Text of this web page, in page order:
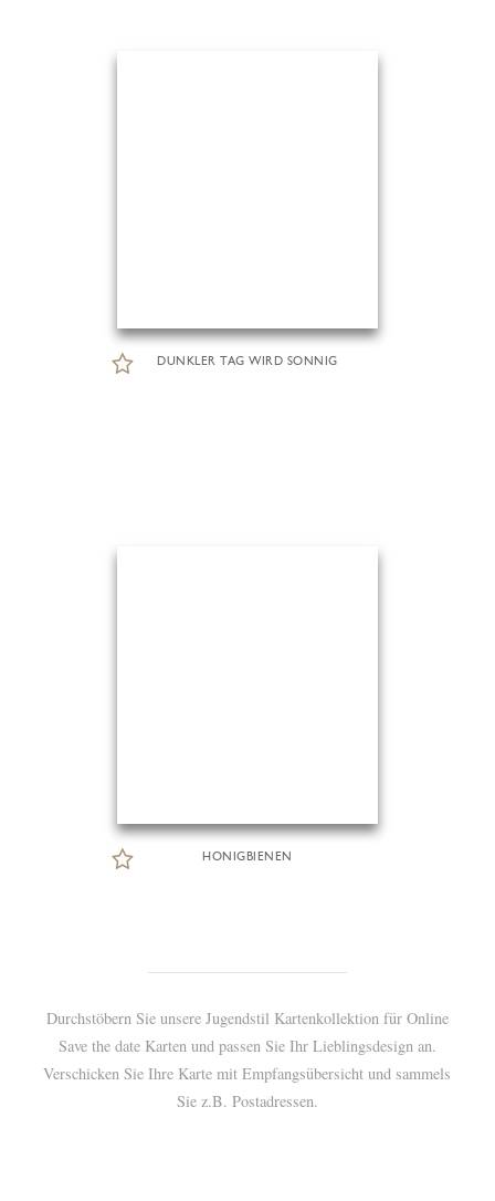
DUNKLER TAG WIRD SONNIG
HONIGBIENEN
Durchstöbern Sie unsere Jugendstil Kartenkollektion für Online
Save the date Karten und passen Sie Ihr Lieblingsdesign an.
Verschicken Sie Ihre Karte mit Empfangsübersicht und sammels
Sie z.B. Postadressen.